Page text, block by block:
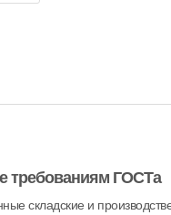
требованиям ГОСТа
складские и